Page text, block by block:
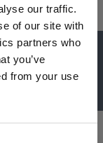
our traffic.
of our site with
partners who
you’ve
from your use